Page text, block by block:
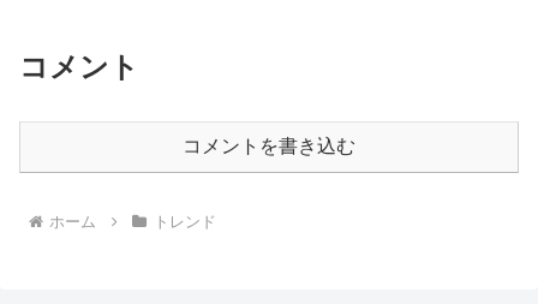
コメント
コメントを書き込む
ホーム トレンド